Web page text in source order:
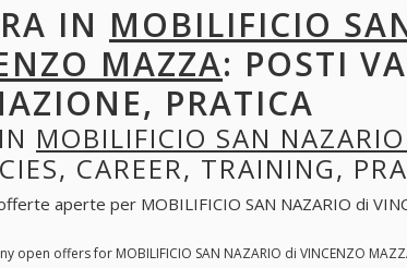
IN MOBILIFICIO
MAZZA: POSTI
PRATICA
MOBILIFICIO SAN
CAREER, TRAINING,
aperte per MOBILIFICIO SAN NAZARIO di
open offers for MOBILIFICIO SAN NAZARIO di VINCENZO